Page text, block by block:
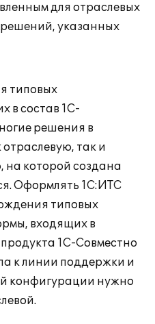
для отраслевых
указанных
типовых
в состав 1С-
решения в
так и
которой создана
Оформлять 1С:ИТС
типовых
входящих в
1С-Совместно
к линии поддержки и
конфигурации нужно